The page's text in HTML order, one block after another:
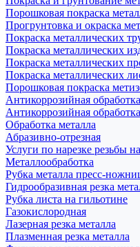
Порошковая покраска
Прогрунтовка и окраска
Покраска металлических
Покраска металлических
Покраска металлических
Покраска металлических
Порошковая покраска
Антикоррозийная
Антикоррозийная
Обработка металла
Абразивно-отрезная
Услуги по нарезке резьбы
Металлообработка
Рубка металла пресс-
Гидрообразивная резка
Рубка листа на гильотине
Газокислородная
Лазерная резка металла
Плазменная резка металла